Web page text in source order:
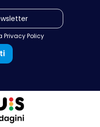
Privacy Policy